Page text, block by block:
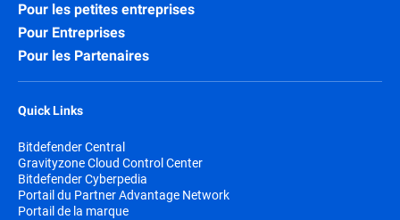
Pour les petites entreprises
Pour Entreprises
Pour les Partenaires
Quick Links
Bitdefender Central
Gravityzone Cloud Control Center
Bitdefender Cyberpedia
Portail du Partner Advantage Network
Portail de la marque